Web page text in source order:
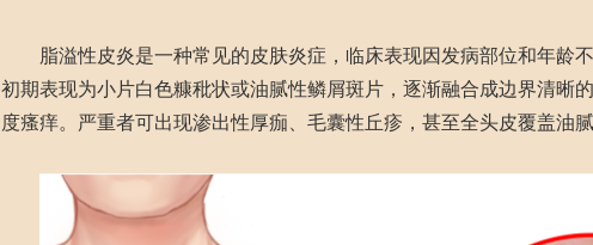
脂溢性皮炎是一种常见的皮肤炎症，临床表现因发病部位和年龄
初期表现为小片白色糠秕状或油腻性鳞屑斑片，逐渐融合成边界清晰
度瘙痒。严重者可出现渗出性厚痂、毛囊性丘疹，甚至全头皮覆盖油